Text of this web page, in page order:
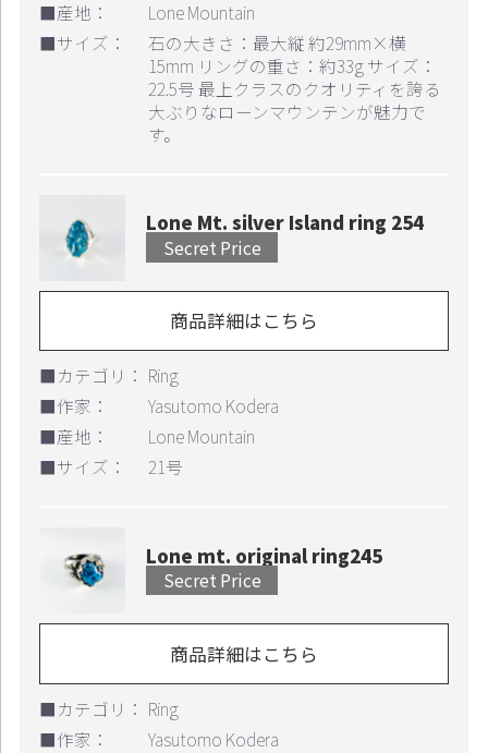
■産地：
Lone Mountain
■サイズ：
石の大きさ：最大縦 約29mm×横
15mm リングの重さ：約33g サイズ：
22.5号 最上クラスのクオリティを誇る
大ぶりなローンマウンテンが魅力で
す。
Lone Mt. silver Island ring 254
Secret Price
商品詳細はこちら
■カテゴリ： Ring
■作家：
Yasutomo Kodera
■産地：
Lone Mountain
■サイズ：
21号
Lone mt. original ring245
Secret Price
商品詳細はこちら
■カテゴリ： Ring
■作家：
Yasutomo Kodera